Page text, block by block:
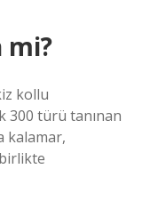
mi?
kollu
300 türü tanınan
kalamar,